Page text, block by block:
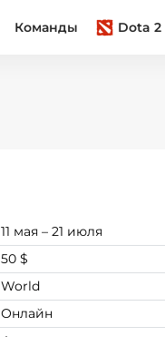
Команды Dota 2
11 мая – 21 июля
50 $
World
Онлайн